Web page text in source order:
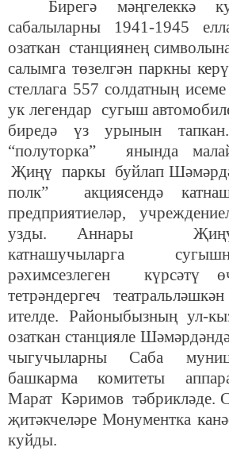
Бирегә мәңгелеккә
сабалыларны 1941-1945
озаткан станциянең
салымга төзелгән паркны
стеллага 557 солдатның
ук легендар сугыш
биредә үз урынын
“полуторка” янында
Җиңү паркы буйлап
полк” акциясендә
предприятиеләр,
узды. Аннары Җиңү
катнашучыларга
рәхимсезлеген күрсәтү
тетрәндергеч
ителде. Районыбызның ул-
озаткан станцияле
чыгучыларны Саба
башкарма комитеты
Марат Кәримов тәбрикләде.
җитәкчеләре Монументка
куйды.